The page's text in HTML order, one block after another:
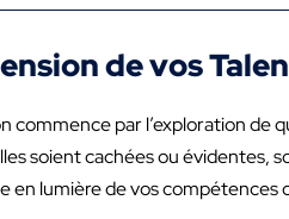
de vos
commence par l’exploration
soient cachées ou
en lumière de vos compétences